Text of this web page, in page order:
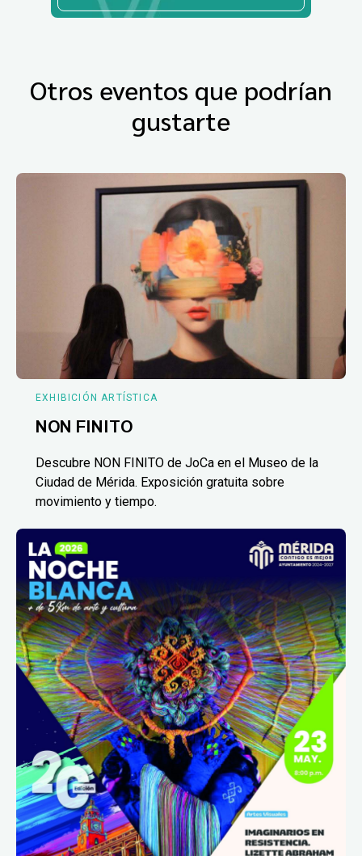
Otros eventos que podrían
gustarte
EXHIBICIÓN ARTÍSTICA
NON FINITO
Descubre NON FINITO de JoCa en el Museo de la
Ciudad de Mérida. Exposición gratuita sobre
movimiento y tiempo.